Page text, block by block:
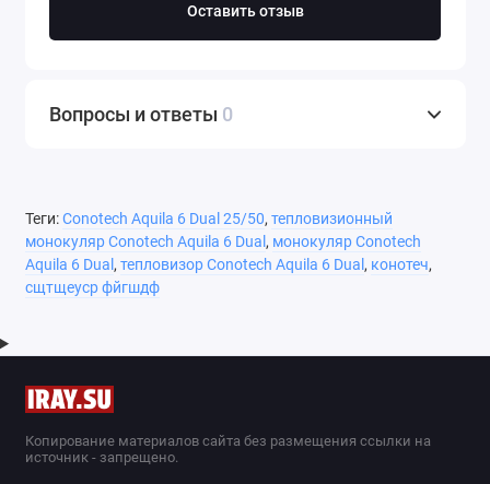
Оставить отзыв
Вопросы и ответы 0
Теги:Conotech Aquila 6 Dual 25/50, тепловизионный
монокуляр Conotech Aquila 6 Dual , монокуляр Conotech
Aquila 6 Dual , тепловизор Conotech Aquila 6 Dual , конотеч,
сщтщеуср фйгшдф
Копирование материалов сайта без размещения ссылки на
источник - запрещено.